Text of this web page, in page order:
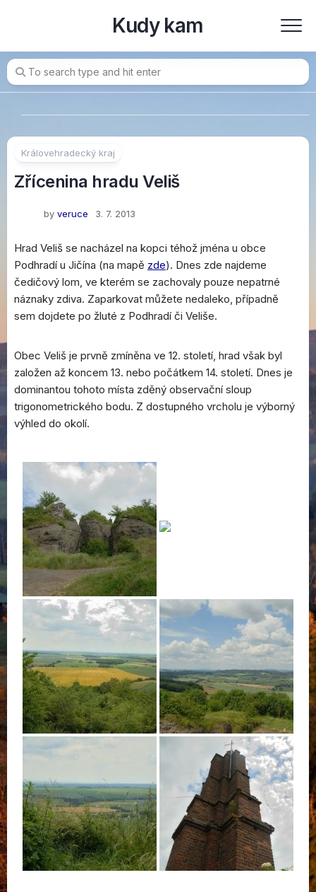
Kudy kam
Královehradecký kraj
Zřícenina hradu Veliš
by veruce 3. 7. 2013
Hrad Veliš se nacházel na kopci téhož jména u obce
Podhradí u Jičína (na mapě zde). Dnes zde najdeme
čedičový lom, ve kterém se zachovaly pouze nepatrné
náznaky zdiva. Zaparkovat můžete nedaleko, případně
sem dojdete po žluté z Podhradí či Veliše.
Obec Veliš je prvně zmíněna ve 12. století, hrad však byl
založen až koncem 13. nebo počátkem 14. století. Dnes je
dominantou tohoto místa zděný observační sloup
trigonometrického bodu. Z dostupného vrcholu je výborný
výhled do okolí.